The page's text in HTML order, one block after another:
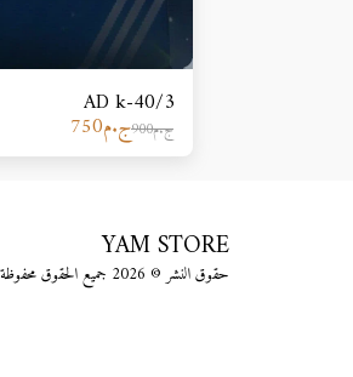
AD k-40/3
ج.م900ج.م750
YAM STORE
حقوق النشر © 2026 جميع الحقوق محفوظة